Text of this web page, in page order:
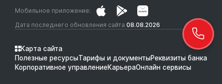
Дата последнего обновления сайта 08.08.2026
Мобильное приложение:
Карта сайта
Полезные ресурсыТарифы и документыРеквизиты банка
Корпоративное управлениеКарьераОнлайн сервисы